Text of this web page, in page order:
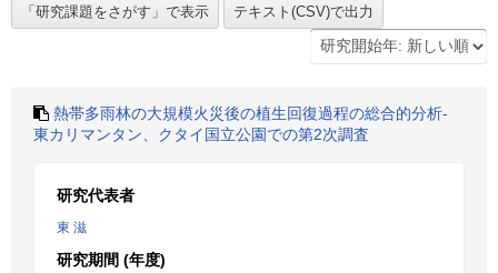
熱帯多雨林の大規模火災後の植生回復過程の総合的分析-
東カリマンタン、クタイ国立公園での第2次調査
研究代表者
東 滋
研究期間 (年度)